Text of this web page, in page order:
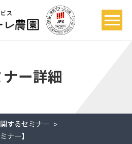
ー詳細
するセミナー
ナー】